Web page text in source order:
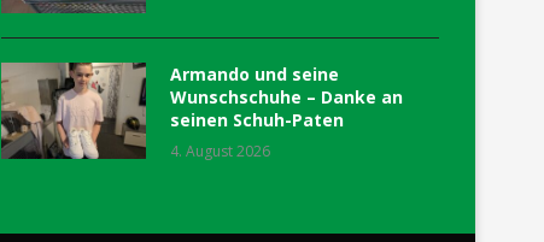
Armando und seine
Wunschschuhe – Danke an
seinen Schuh-Paten
4. August 2026